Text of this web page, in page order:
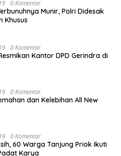
0 Komentar
Munir, Polri Didesak
Khusus
0 Komentar
Kantor DPD Gerindra di
0 Komentar
dan Kelebihan All New
0 Komentar
60 Warga Tanjung Priok Ikuti
Karya